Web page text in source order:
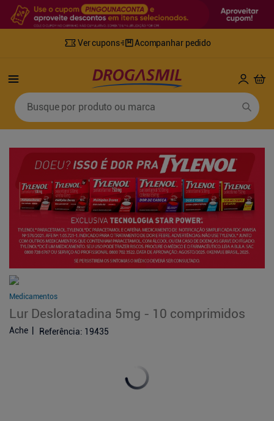
Ver cupons Acompanhar pedido
Busque por produto ou marca
Medicamentos
Lur Desloratadina 5mg - 10 comprimidos
Ache Referência: 19435
Termos mais buscados
retinol
4º
mounjaro
5º fralda geriatrica
8º
tylenol
9º
fralda xg
10º shampoo